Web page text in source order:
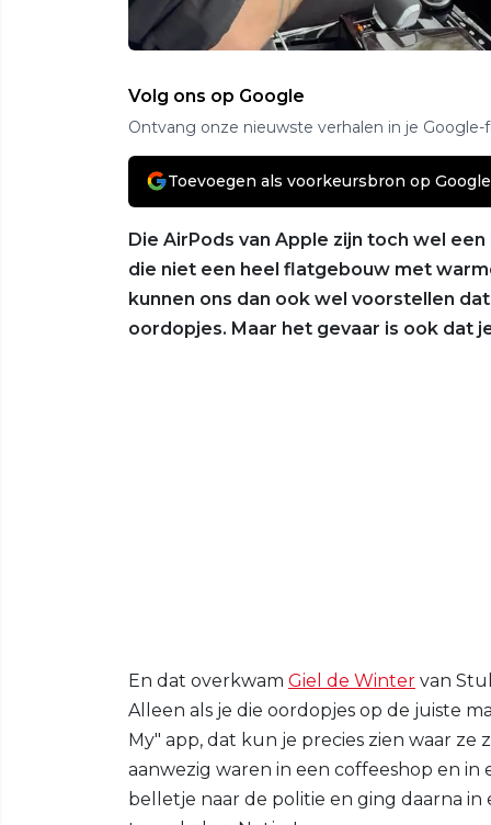
Volg ons op Google
Ontvang onze nieuwste verhalen in je Google-
Toevoegen als voorkeursbron op Google
Die AirPods van Apple zijn toch wel
die niet een heel flatgebouw met
kunnen ons dan ook wel voorstellen
oordopjes. Maar het gevaar is ook dat
En dat overkwam Giel de Winter van
Alleen als je die oordopjes op de juiste
My" app, dat kun je precies zien waar ze
aanwezig waren in een coffeeshop en in
belletje naar de politie en ging daarna in